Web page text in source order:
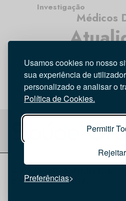
Usamos cookies no nosso
sua experiência de
personalizado e analisar o
Política de Cookies.
Permitir
Rejeitar
Preferências
Médicos
Opinião
Investigação
Política de privacidade